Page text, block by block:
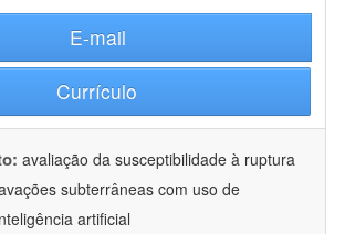
E-mail
Currículo
avaliação da susceptibilidade à ruptura
subterrâneas com uso de
artificial